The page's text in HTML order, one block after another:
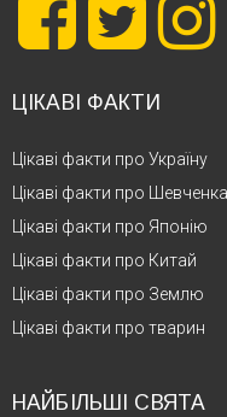
ЦІКАВІ ФАКТИ
Цікаві факти про Україну
Цікаві факти про Шевченка
Цікаві факти про Японію
Цікаві факти про Китай
Цікаві факти про Землю
Цікаві факти про тварин
НАЙБІЛЬШІ СВЯТА